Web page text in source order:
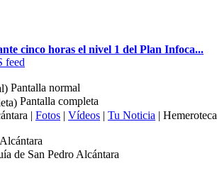
cinco horas el nivel 1 del Plan Infoca...
Pantalla normal
Pantalla completa
| Fotos | Vídeos | Tu Noticia | Hemeroteca
de San Pedro Alcántara